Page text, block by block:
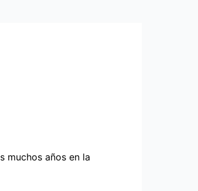
muchos años en la